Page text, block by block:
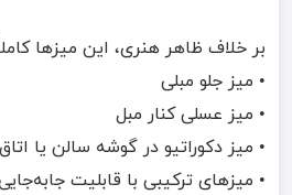
بر خلاف ظاهر هنری، این میزها
• میز جلو مبلی
• میز عسلی کنار مبل
• میز دکوراتیو در گوشه سالن یا
• میزهای ترکیبی با قابلیت